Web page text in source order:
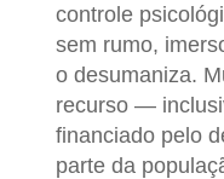
controle
sem rumo,
o desumaniza.
recurso —
financiado pelo
parte da